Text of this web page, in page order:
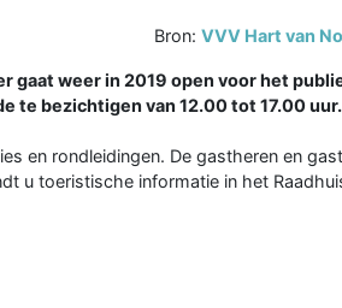
Bron:VVV Hart van
gaat weer in 2019 open voor het
te bezichtigen van 12.00 tot 17.00 uur.
en rondleidingen. De gastheren en
u toeristische informatie in het